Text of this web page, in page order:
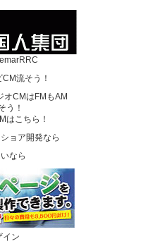
流そう！
はこちら！
ョア開発なら
なら
イン